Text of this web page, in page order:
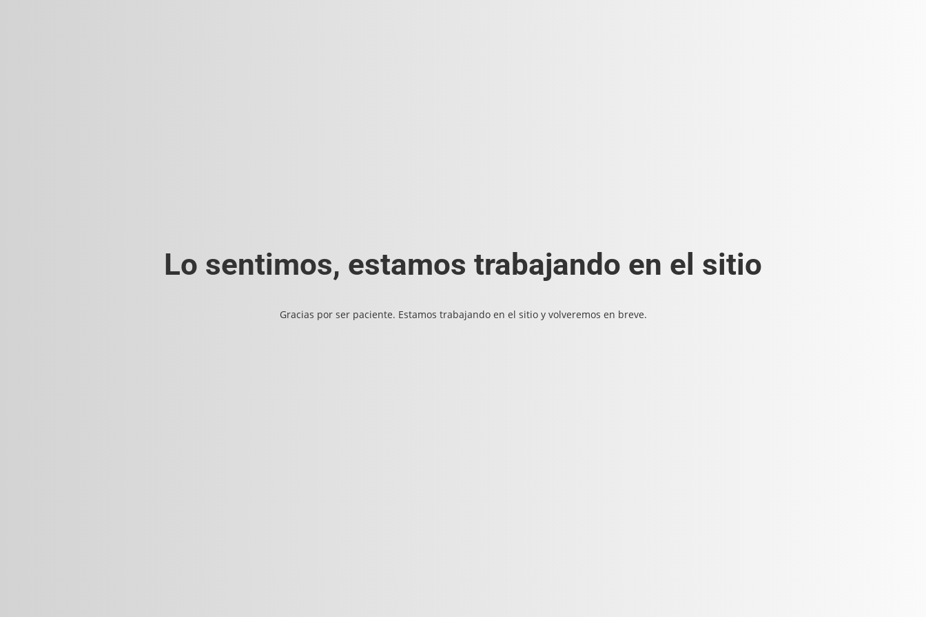
Lo sentimos, estamos trabajando en el sitio
Gracias por ser paciente. Estamos trabajando en el sitio y volveremos en breve.